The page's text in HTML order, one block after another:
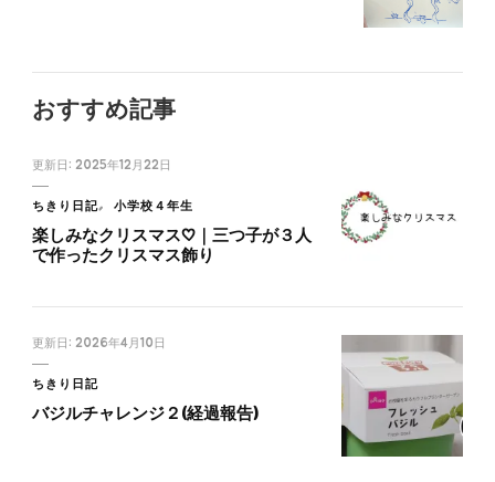
おすすめ記事
更新日: 2025年12月22日
ちきり日記 小学校４年生
楽しみなクリスマス♡｜三つ子が３人
で作ったクリスマス飾り
更新日: 2026年4月10日
ちきり日記
バジルチャレンジ２(経過報告)